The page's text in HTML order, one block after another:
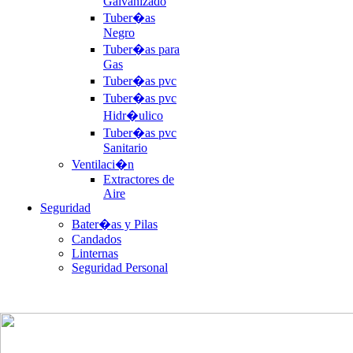
Tuber�as
Negro
Tuber�as para
Gas
Tuber�as pvc
Tuber�as pvc
Hidr�ulico
Tuber�as pvc
Sanitario
Ventilaci�n
Extractores de
Aire
Seguridad
Bater�as y Pilas
Candados
Linternas
Seguridad Personal